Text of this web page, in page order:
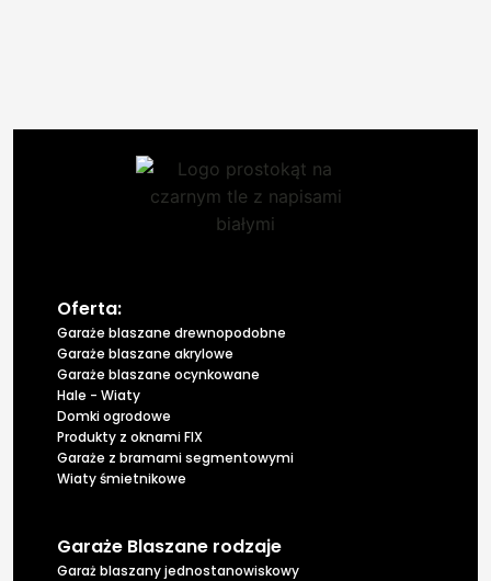
Oferta:
Garaże blaszane drewnopodobne
Garaże blaszane akrylowe
Garaże blaszane ocynkowane
Hale - Wiaty
Domki ogrodowe
Produkty z oknami FIX
Garaże z bramami segmentowymi
Wiaty śmietnikowe
Garaże Blaszane rodzaje
Garaż blaszany jednostanowiskowy